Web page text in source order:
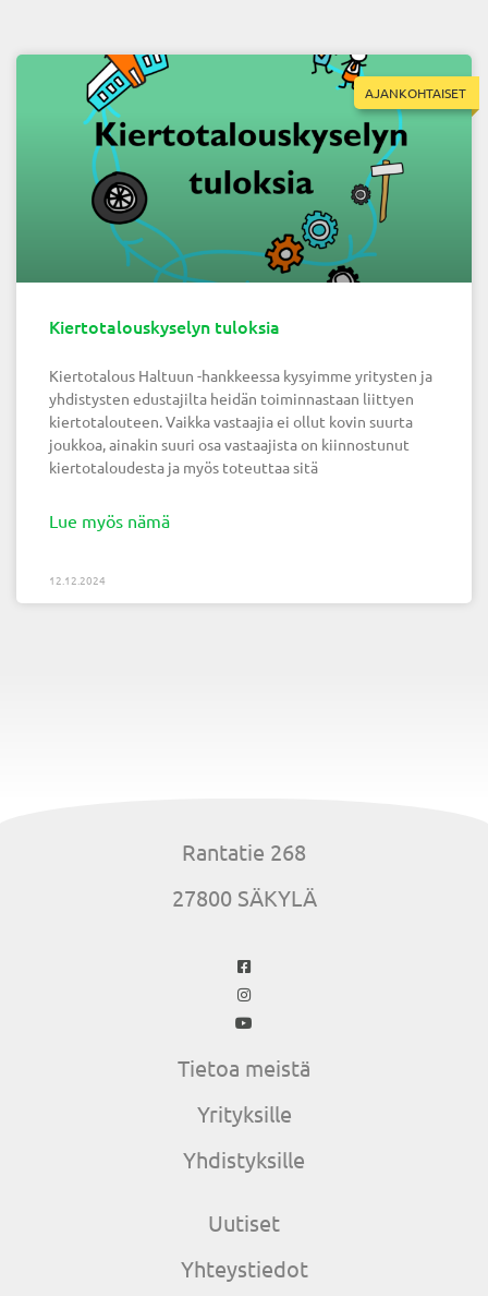
AJANKOHTAISET
Kiertotalouskyselyn tuloksia
Kiertotalous Haltuun -hankkeessa kysyimme yritysten ja
yhdistysten edustajilta heidän toiminnastaan liittyen
kiertotalouteen. Vaikka vastaajia ei ollut kovin suurta
joukkoa, ainakin suuri osa vastaajista on kiinnostunut
kiertotaloudesta ja myös toteuttaa sitä
Lue myös nämä
12.12.2024
Rantatie 268
27800 SÄKYLÄ
Tietoa meistä
Yrityksille
Yhdistyksille
Uutiset
Yhteystiedot